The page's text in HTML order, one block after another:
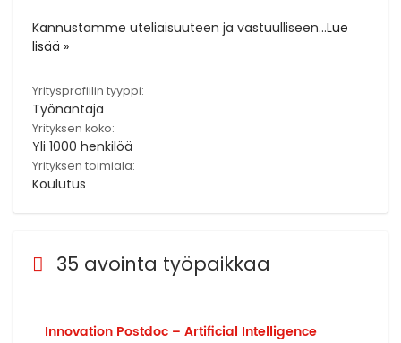
Kannustamme uteliaisuuteen ja vastuulliseen...Lue
lisää »
Yritysprofiilin tyyppi:
Työnantaja
Yrityksen koko:
Yli 1000 henkilöä
Yrityksen toimiala:
Koulutus
35 avointa työpaikkaa
In­no­va­tion Post­doc – Ar­ti­ficial In­tel­li­gence